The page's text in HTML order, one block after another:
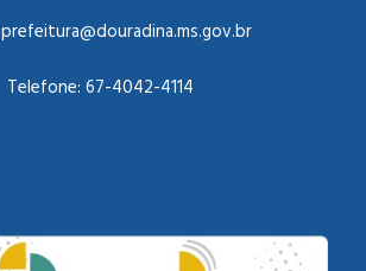
prefeitura@douradina.ms.gov.br
Telefone: 67-4042-4114